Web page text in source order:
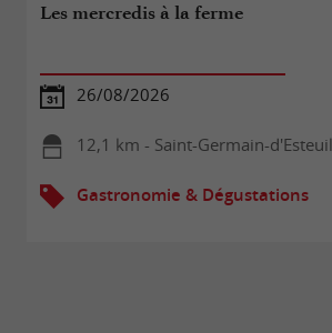
Les mercredis à la ferme
26/08/2026
12,1 km - Saint-Germain-d'Esteuil
Gastronomie & Dégustations